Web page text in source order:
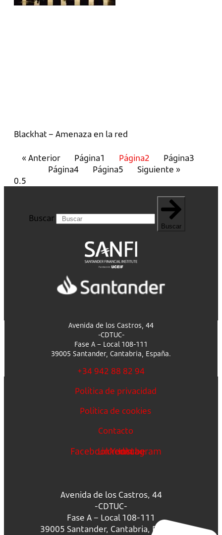
Blackhat – Amenaza en la red
« Anterior Página1 Página2 Página3
Página4 Página5 Siguiente »
Buscar
Buscar
Avenida de los Castros, 44
-CDTUC-
Fase A – Local 108-111
39005 Santander, Cantabria, España.
+34 942 88 82 94
Política de privacidad
Política de cookies
Contacto
FacebookLinkedin
Youtube
Instagram
Avenida de los Castros, 44
-CDTUC-
Fase A – Local 108-111
39005 Santander, Cantabria, España.